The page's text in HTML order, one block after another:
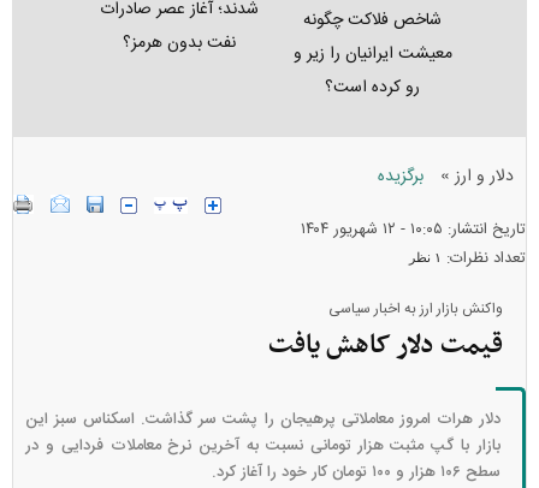
شاخص فلاکت چگونه
معیشت ایرانیان را زیر و
رو کرده است؟
شدند؛ آغاز عصر صادرات
نفت بدون هرمز؟
دلار و ارز » برگزیده
تاریخ انتشار: ۱۰:۰۵ - ۱۲ شهريور ۱۴۰۴
تعداد نظرات: ۱ نظر
واکنش بازار ارز به اخبار سیاسی
قیمت دلار کاهش یافت
دلار هرات امروز معاملاتی پرهیجان را پشت سر گذاشت. اسکناس سبز این
بازار با گپ مثبت هزار تومانی نسبت به آخرین نرخ معاملات فردایی و در
سطح ۱۰۶ هزار و ۱۰۰ تومان کار خود را آغاز کرد.